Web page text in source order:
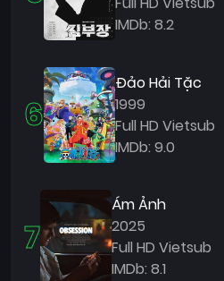
IMDb: 8.2
6
Đảo Hải Tặc
1999
Full HD Vietsub
IMDb: 9.0
7
Ám Ảnh
2025
Full HD Vietsub
IMDb: 8.1